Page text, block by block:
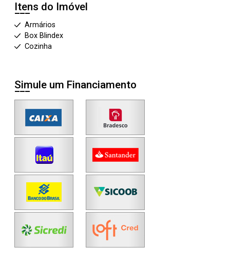
Itens do Imóvel
Armários
Box Blindex
Cozinha
Simule um Financiamento